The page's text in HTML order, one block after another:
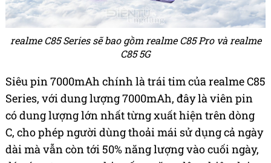
realme C85 Series sẽ bao gồm realme C85 Pro và realme
C85 5G
Siêu pin 7000mAh chính là trái tim của realme C85
Series, với dung lượng 7000mAh, đây là viên pin
có dung lượng lớn nhất từng xuất hiện trên dòng
C, cho phép người dùng thoải mái sử dụng cả ngày
dài mà vẫn còn tới 50% năng lượng vào cuối ngày,